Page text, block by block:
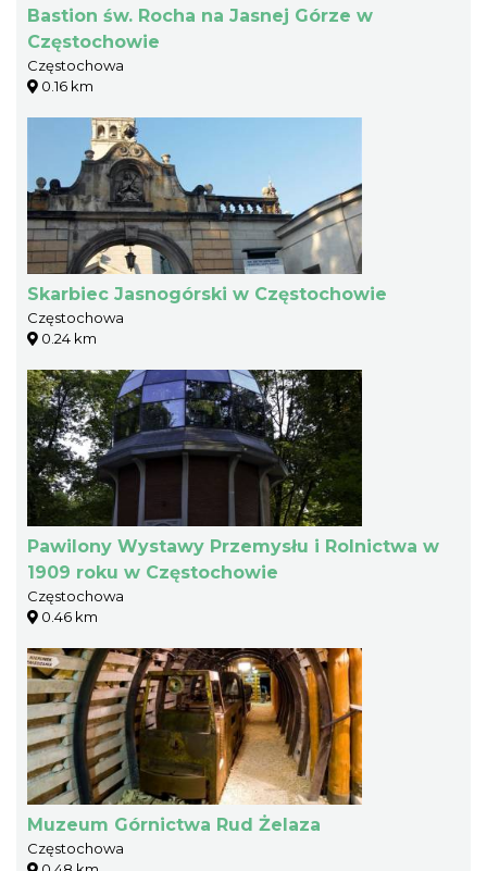
Bastion św. Rocha na Jasnej Górze w
Częstochowie
Częstochowa
0.16 km
Skarbiec Jasnogórski w Częstochowie
Częstochowa
0.24 km
Pawilony Wystawy Przemysłu i Rolnictwa w
1909 roku w Częstochowie
Częstochowa
0.46 km
Muzeum Górnictwa Rud Żelaza
Częstochowa